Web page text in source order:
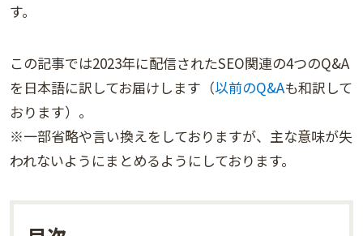
す。
この記事では2023年に配信されたSEO関連の4つのQ&A
を日本語に訳してお届けします（以前のQ&Aも和訳して
おります）。
※一部省略や言い換えをしておりますが、主な意味が失
われないようにまとめるようにしております。